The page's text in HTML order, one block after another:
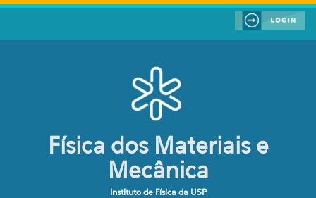
Pular para o conteúdo principal
Física dos Materiais e
Mecânica
Instituto de Física da USP